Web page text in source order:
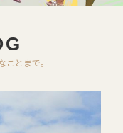
とまで。